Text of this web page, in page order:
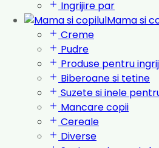
Ingrijire par
Mama si
Creme
Pudre
Produse pentru
Biberoane si tetine
Suzete si inele
Mancare copii
Cereale
Diverse